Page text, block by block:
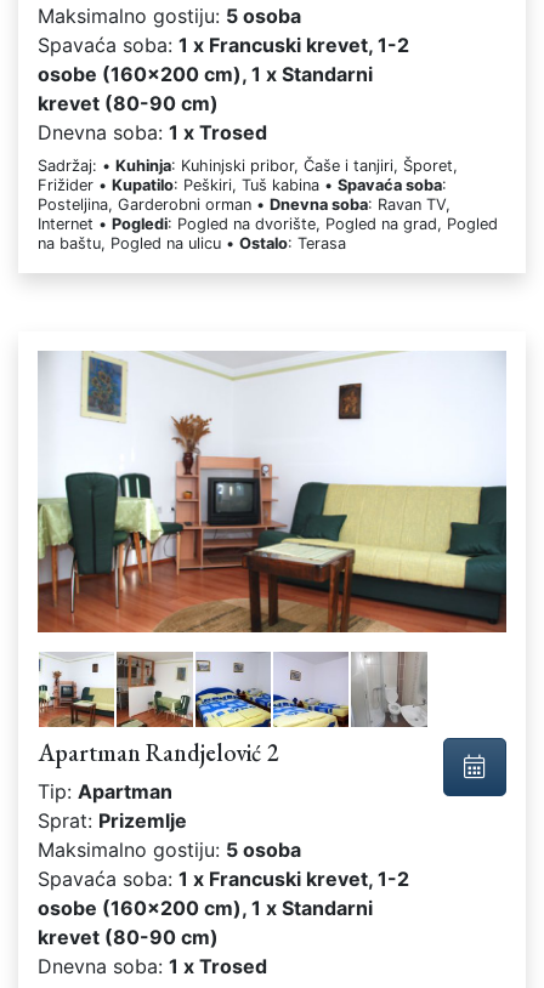
Maksimalno gostiju: 5 osoba
Spavaća soba: 1 x Francuski krevet, 1-2
osobe (160x200 cm), 1 x Standarni
krevet (80-90 cm)
Dnevna soba: 1 x Trosed
Sadržaj: • Kuhinja: Kuhinjski pribor, Čaše i tanjiri, Šporet,
Frižider • Kupatilo: Peškiri, Tuš kabina • Spavaća soba:
Posteljina, Garderobni orman • Dnevna soba: Ravan TV,
Internet • Pogledi: Pogled na dvorište, Pogled na grad, Pogled
na baštu, Pogled na ulicu • Ostalo: Terasa
Apartman Randjelović 2
Tip: Apartman
Sprat: Prizemlje
Maksimalno gostiju: 5 osoba
Spavaća soba: 1 x Francuski krevet, 1-2
osobe (160x200 cm), 1 x Standarni
krevet (80-90 cm)
Dnevna soba: 1 x Trosed